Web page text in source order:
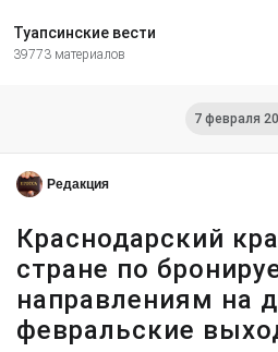
Туапсинские вести
39773 материалов
7 февраля
Редакция
Краснодарский
стране по
направлениям на
февральские